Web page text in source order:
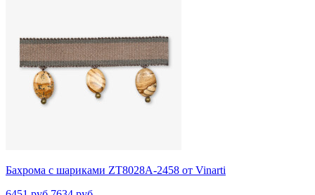
Бахрома с шариками ZT8028A-2458 от Vinarti